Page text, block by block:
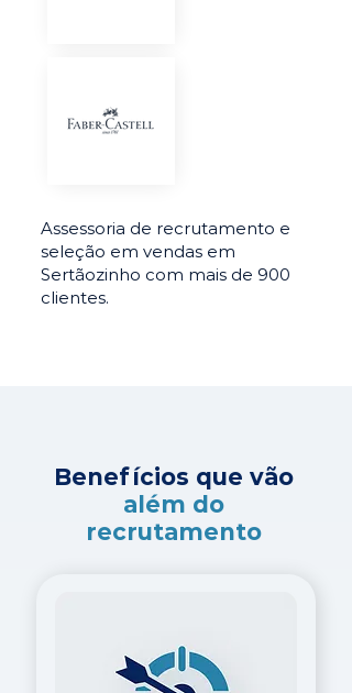
Assessoria de recrutamento e
seleção em vendas em
Sertãozinho com mais de 900
clientes.
Benefícios que vão
além do
recrutamento